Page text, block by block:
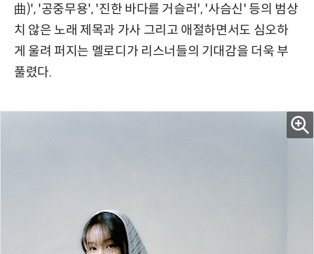
曲)', '공중무용', '진한 바다를 거슬러', '사슴신' 등의 범상
치 않은 노래 제목과 가사 그리고 애절하면서도 심오하
게 울려 퍼지는 멜로디가 리스너들의 기대감을 더욱 부
풀렸다.